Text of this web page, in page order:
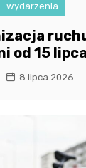
wydarzenia
od 15
8 lipca 2026